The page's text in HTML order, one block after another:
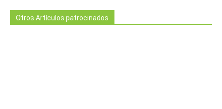
Otros Artículos patrocinados